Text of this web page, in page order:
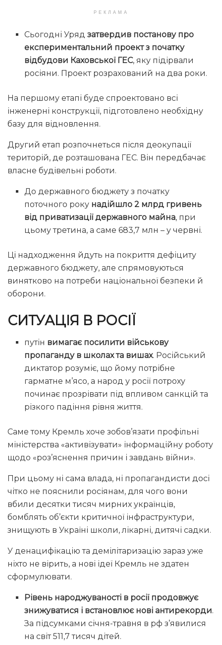
РЕКЛАМА
Сьогодні Урядзатвердив постанову про
експериментальний проект з початку
відбудови Каховської ГЕС, яку підірвали
росіяни. Проект розрахований на два роки.
На першому етапі буде спроектовано всі
інженерні конструкції, підготовлено необхідну
базу для відновлення.
Другий етап розпочнеться після деокупації
територій, де розташована ГЕС. Він передбачає
власне будівельні роботи.
До державного бюджету з початку
поточного року надійшло 2 млрд гривень
від приватизації державного майна, при
цьому третина, а саме 683,7 млн – у червні.
Ці надходження йдуть на покриття дефіциту
державного бюджету, але спрямовуються
винятково на потреби національної безпеки й
оборони.
СИТУАЦІЯ В РОСІЇ
путін вимагає посилити військову
пропаганду в школах та вишах. Російський
диктатор розуміє, що йому потрібне
гарматне м’ясо, а народ у росії потроху
починає прозрівати під впливом санкцій та
різкого падіння рівня життя.
Саме тому Кремль хоче зобов’язати профільні
міністерства «активізувати» інформаційну роботу
щодо «роз’яснення причин і завдань війни».
При цьому ні сама влада, ні пропагандисти досі
чітко не пояснили росіянам, для чого вони
вбили десятки тисяч мирних українців,
бомблять об’єкти критичної інфраструктури,
знищують в Україні школи, лікарні, дитячі садки.
У денацифікацію та демілітаризацію зараз уже
ніхто не вірить, а нові ідеї Кремль не здатен
сформулювати.
Рівень народжуваності в росії продовжує
знижуватися і встановлює нові антирекорди.
За підсумками січня-травня в рф з’явилися
на світ 511,7 тисяч дітей.